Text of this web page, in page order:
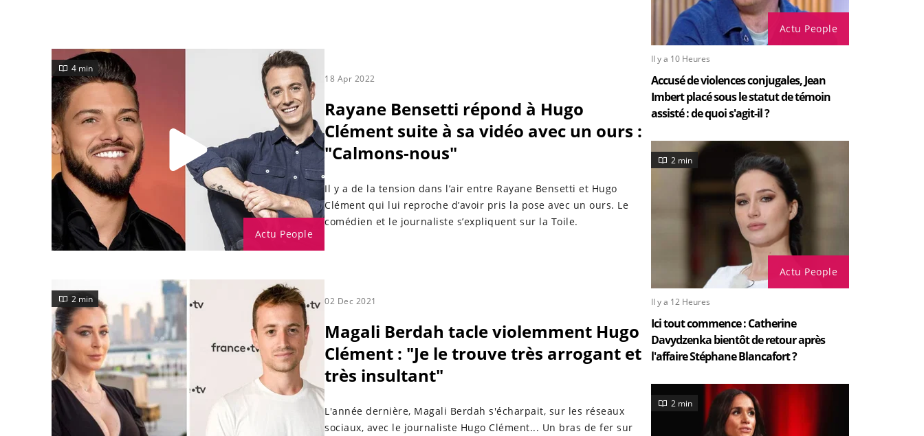
Actu People
4 min
18 Apr 2022
Rayane Bensetti répond à Hugo
Clément suite à sa vidéo avec un ours :
"Calmons-nous"
Il y a de la tension dans l’air entre Rayane Bensetti et Hugo
Clément qui lui reproche d’avoir pris la pose avec un ours. Le
comédien et le journaliste s’expliquent sur la Toile.
2 min 02 Dec 2021
Magali Berdah tacle violemment Hugo
Clément : "Je le trouve très arrogant et
très insultant"
L'année dernière, Magali Berdah s'écharpait, sur les réseaux
sociaux, avec le journaliste Hugo Clément... Un bras de fer sur
Actu People
Il y a 10 Heures
Accusé de violences conjugales, Jean
Imbert placé sous le statut de témoin
assisté : de quoi s'agit-il ?
Actu People
2 min
Il y a 12 Heures
Ici tout commence : Catherine
Davydzenka bientôt de retour après
l'affaire Stéphane Blancafort ?
2 min